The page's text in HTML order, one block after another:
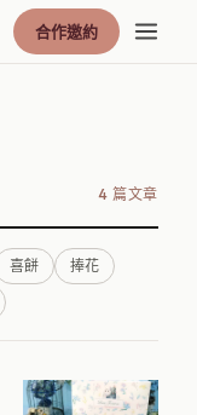
合作邀約
4 篇文章
喜餅
捧花